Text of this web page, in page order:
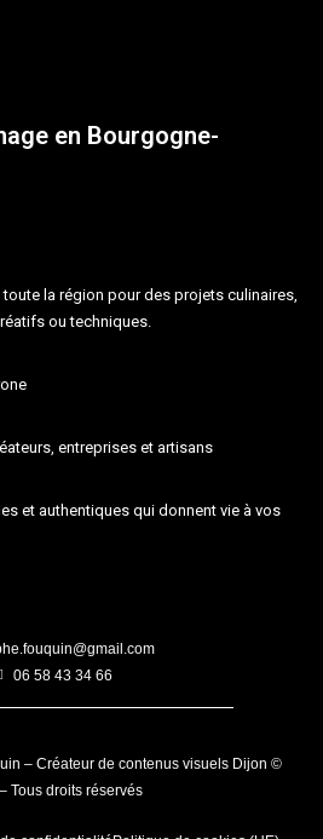
en Bourgogne-
toute la région pour des projets culinaires,
ou techniques.
entreprises et artisans
et authentiques qui donnent vie à vos
06 58 43 34 66
– Créateur de contenus visuels Dijon ©
Tous droits réservés